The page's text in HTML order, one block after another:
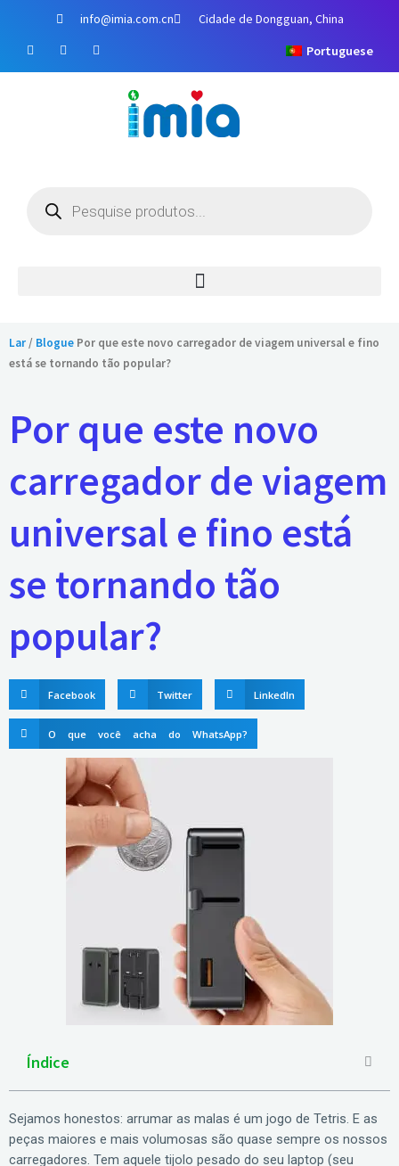
conteúdo
info@imia.com.cn Cidade de Dongguan, China
F
a
c
Y
o
u
I
n
s
Portuguese
produtos
Lar/ Blogue Por que este novo carregador de viagem universal e fino
está se tornando tão popular?
Por que este novo
carregador de viagem
universal e fino está
se tornando tão
popular?
Facebook Twitter LinkedIn
O que você acha do WhatsApp?
Índice
Sejamos honestos: arrumar as malas é um jogo de Tetris. E as
peças maiores e mais volumosas são quase sempre os nossos
carregadores. Tem aquele tijolo pesado do seu laptop (seu